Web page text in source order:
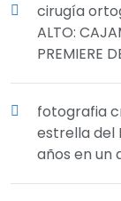
cirugía
ALTO:
PREMIERE
fotografia
estrella del
años en un